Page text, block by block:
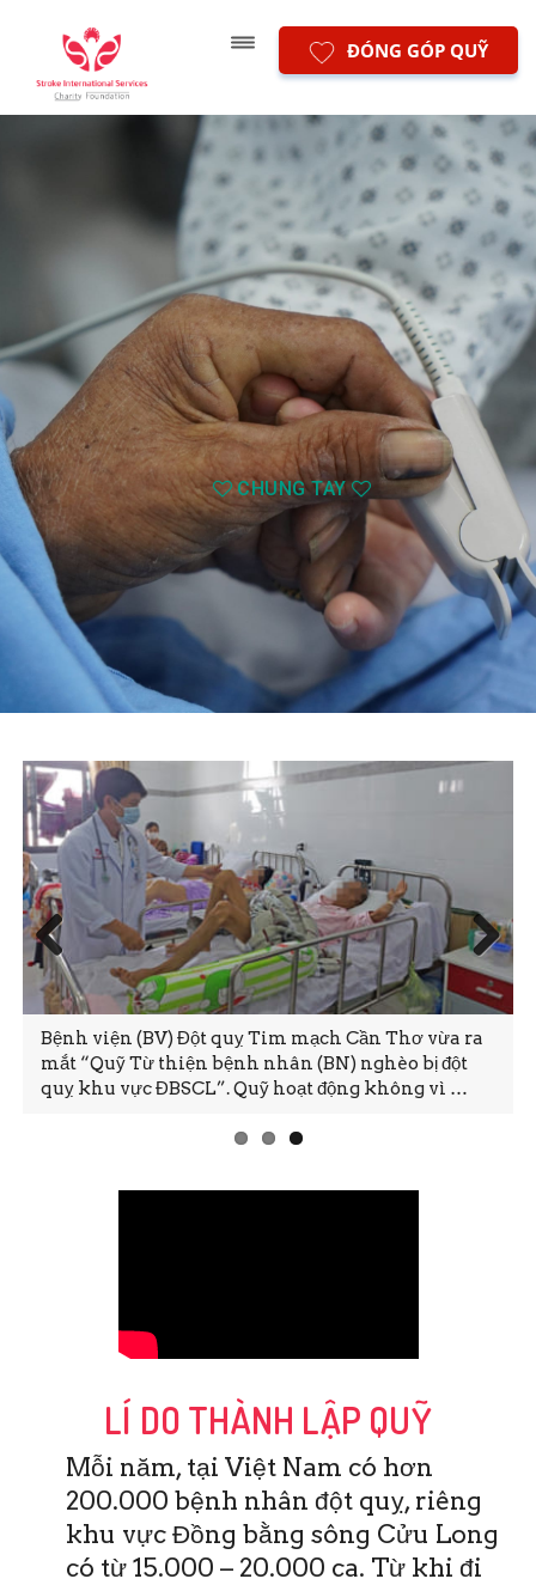
ĐÓNG GÓP QUỸ
CHUNG TAY
Bệnh viện (BV) Đột quỵ Tim mạch Cần Thơ vừa ra
mắt “Quỹ Từ thiện bệnh nhân (BN) nghèo bị đột
quỵ khu vực ĐBSCL”. Quỹ hoạt động không vì …
Prev
ious
Next
LÍ DO THÀNH LẬP QUỸ
Mỗi năm, tại Việt Nam có hơn
200.000 bệnh nhân đột quỵ, riêng
khu vực Đồng bằng sông Cửu Long
có từ 15.000 – 20.000 ca. Từ khi đi